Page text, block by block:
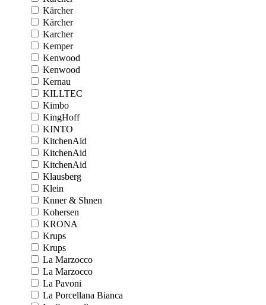
Kärcher
Kärcher
Karcher
Kemper
Kenwood
Kenwood
Kernau
KILLTEC
Kimbo
KingHoff
KINTO
KitchenAid
KitchenAid
KitchenAid
Klausberg
Klein
Knner & Shnen
Kohersen
KRONA
Krups
Krups
La Marzocco
La Marzocco
La Pavoni
La Porcellana Bianca